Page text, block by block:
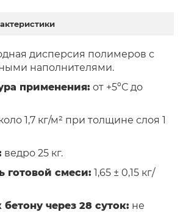
дисперсия полимеров с
наполнителями.
применения: от +5ºС до
1,7 кг/м² при толщине слоя 1
ведро 25 кг.
готовой смеси: 1,65 ± 0,15 кг/
бетону через 28 суток: не